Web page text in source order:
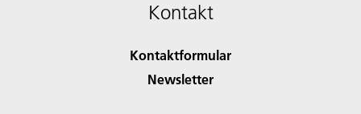
Kontakt
Kontaktformular
Newsletter